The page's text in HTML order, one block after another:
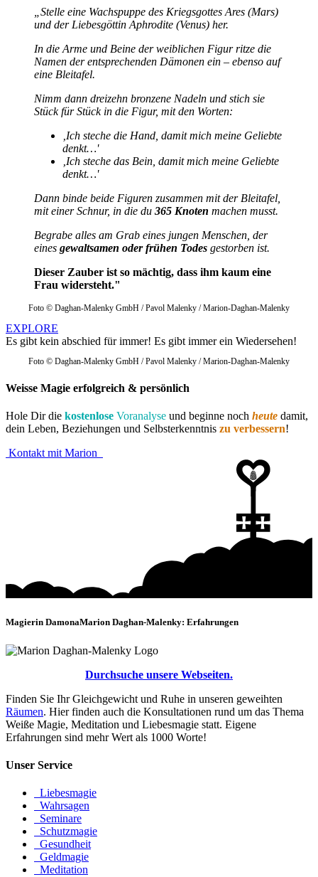
„Stelle eine Wachspuppe des Kriegsgottes Ares (Mars)
und der Liebesgöttin Aphrodite (Venus) her.
In die Arme und Beine der weiblichen Figur ritze die
Namen der entsprechenden Dämonen ein – ebenso auf
eine Bleitafel.
Nimm dann dreizehn bronzene Nadeln und stich sie
Stück für Stück in die Figur, mit den Worten:
‚Ich steche die Hand, damit mich meine Geliebte
denkt…'
‚Ich steche das Bein, damit mich meine Geliebte
denkt…'
Dann binde beide Figuren zusammen mit der Bleitafel,
mit einer Schnur, in die du 365 Knoten machen musst.
Begrabe alles am Grab eines jungen Menschen, der
eines gewaltsamen oder frühen Todes gestorben ist.
Dieser Zauber ist so mächtig, dass ihm kaum eine
Frau widersteht."
Foto © Daghan-Malenky GmbH / Pavol Malenky / Marion-Daghan-Malenky
EXPLORE
Es gibt kein abschied für immer! Es gibt immer ein Wiedersehen!
Foto © Daghan-Malenky GmbH / Pavol Malenky / Marion-Daghan-Malenky
Weisse Magie erfolgreich & persönlich
Hole Dir die kostenlose Voranalyse und beginne noch heute damit,
dein Leben, Beziehungen und Selbsterkenntnis zu verbessern!
Kontakt mit Marion
Magierin DamonaMarion Daghan-Malenky: Erfahrungen
Durchsuche unsere Webseiten.
Finden Sie Ihr Gleichgewicht und Ruhe in unseren geweihten
Räumen. Hier finden auch die Konsultationen rund um das Thema
Weiße Magie, Meditation und Liebesmagie statt. Eigene
Erfahrungen sind mehr Wert als 1000 Worte!
Unser Service
Liebesmagie
Wahrsagen
Seminare
Schutzmagie
Gesundheit
Geldmagie
Meditation